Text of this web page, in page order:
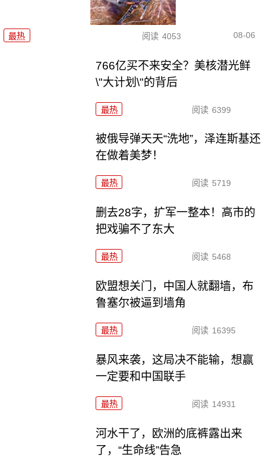
最热 阅读 4053 08-06
766亿买不来安全？美核潜光鲜
\"大计划\"的背后
最热 阅读 6399
被俄导弹天天“洗地”，泽连斯基还
在做着美梦！
最热 阅读 5719
删去28字，扩军一整本！高市的
把戏骗不了东大
最热 阅读 5468
欧盟想关门，中国人就翻墙，布
鲁塞尔被逼到墙角
最热 阅读 16395
暴风来袭，这局决不能输，想赢
一定要和中国联手
最热 阅读 14931
河水干了，欧洲的底裤露出来
了，“生命线”告急